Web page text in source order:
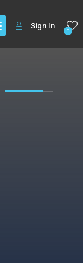
0
Sign In